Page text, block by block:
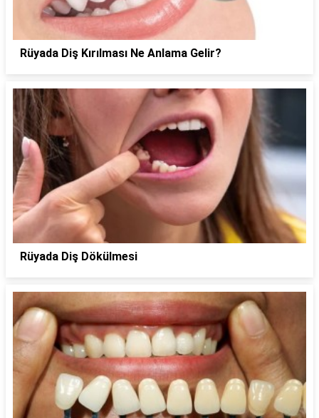
Rüyada Diş Kırılması Ne Anlama Gelir?
Rüyada Diş Dökülmesi